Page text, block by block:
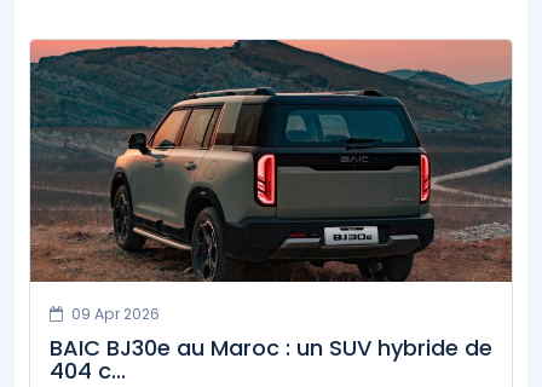
09 Apr 2026
BAIC BJ30e au Maroc : un SUV hybride de
404 c...